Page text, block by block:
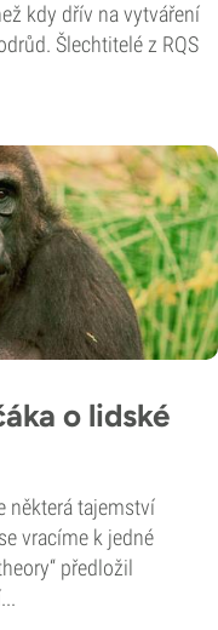
kdy dřív na vytváření
Šlechtitelé z RQS
o lidské
některá tajemství
vracíme k jedné
předložil